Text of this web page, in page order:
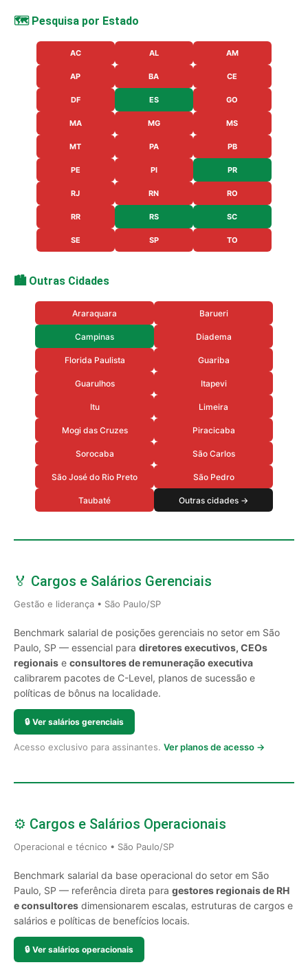
🗺️ Pesquisa por Estado
AC AL AM
AP BA CE
DF ES GO
MA MG MS
MT PA PB
PE PI PR
RJ RN RO
RR RS SC
SE SP TO
🏙️ Outras Cidades
Araraquara Barueri
Campinas Diadema
Florida Paulista Guariba
Guarulhos Itapevi
Itu Limeira
Mogi das Cruzes Piracicaba
Sorocaba São Carlos
São José do Rio Preto São Pedro
Taubaté Outras cidades →
🏅 Cargos e Salários Gerenciais
Gestão e liderança • São Paulo/SP
Benchmark salarial de posições gerenciais no setor em São
Paulo, SP — essencial para diretores executivos, CEOs
regionais e consultores de remuneração executiva
calibrarem pacotes de C-Level, planos de sucessão e
políticas de bônus na localidade.
🔒 Ver salários gerenciais
Acesso exclusivo para assinantes. Ver planos de acesso →
⚙️ Cargos e Salários Operacionais
Operacional e técnico • São Paulo/SP
Benchmark salarial da base operacional do setor em São
Paulo, SP — referência direta para gestores regionais de RH
e consultores dimensionarem escalas, estruturas de cargos e
salários e políticas de benefícios locais.
🔒 Ver salários operacionais